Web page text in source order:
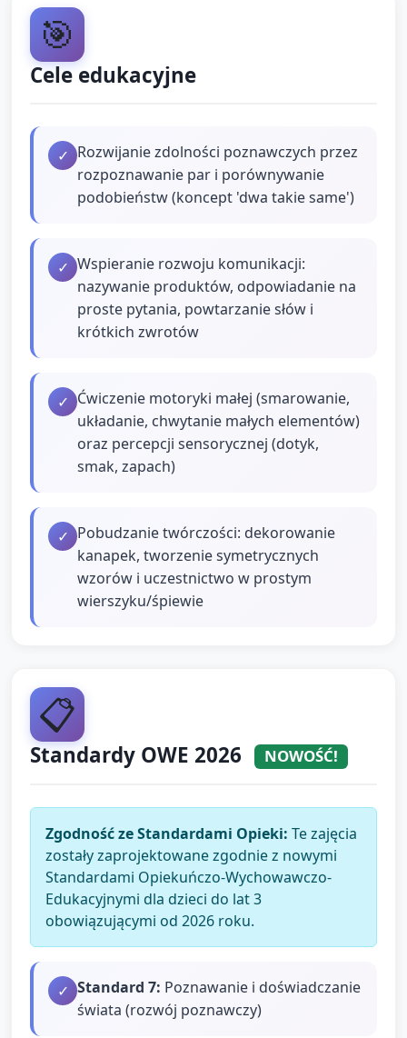
🎯
Cele edukacyjne
✓ Rozwijanie zdolności poznawczych przez
rozpoznawanie par i porównywanie
podobieństw (koncept 'dwa takie same')
✓ Wspieranie rozwoju komunikacji:
nazywanie produktów, odpowiadanie na
proste pytania, powtarzanie słów i
krótkich zwrotów
✓ Ćwiczenie motoryki małej (smarowanie,
układanie, chwytanie małych elementów)
oraz percepcji sensorycznej (dotyk,
smak, zapach)
✓ Pobudzanie twórczości: dekorowanie
kanapek, tworzenie symetrycznych
wzorów i uczestnictwo w prostym
wierszyku/śpiewie
📋
Standardy OWE 2026 NOWOŚĆ!
Zgodność ze Standardami Opieki: Te zajęcia
zostały zaprojektowane zgodnie z nowymi
Standardami Opiekuńczo-Wychowawczo-
Edukacyjnymi dla dzieci do lat 3
obowiązującymi od 2026 roku.
✓ Standard 7: Poznawanie i doświadczanie
świata (rozwój poznawczy)